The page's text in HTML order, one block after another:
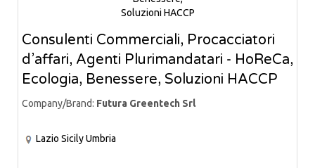
Consulenti Commerciali, Procacciatori
d’affari, Agenti Plurimandatari - HoReCa,
Ecologia, Benessere, Soluzioni HACCP
Company/Brand: Futura Greentech Srl
Lazio SicilyUmbria